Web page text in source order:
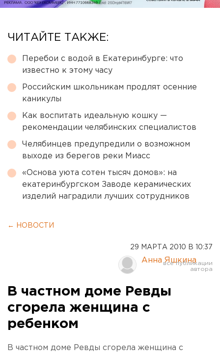
ЧИТАЙТЕ ТАКЖЕ:
Перебои с водой в Екатеринбурге: что
известно к этому часу
Российским школьникам продлят осенние
каникулы
Как воспитать идеальную кошку —
рекомендации челябинских специалистов
Челябинцев предупредили о возможном
выходе из берегов реки Миасс
«Основа уюта сотен тысяч домов»: на
екатеринбургском Заводе керамических
изделий наградили лучших сотрудников
← НОВОСТИ
29 МАРТА 2010 В 10:37
Анна Яшкина
В частном доме Ревды
сгорела женщина с
ребенком
В частном доме Ревды сгорела женщина с